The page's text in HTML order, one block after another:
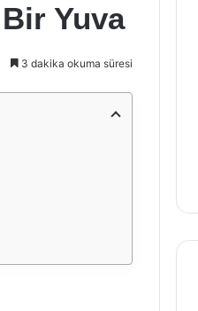
Yuva
3 dakika okuma süresi